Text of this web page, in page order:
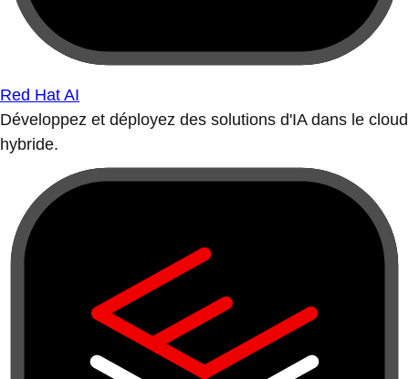
Red Hat AI
Développez et déployez des solutions d'IA dans le cloud
hybride.